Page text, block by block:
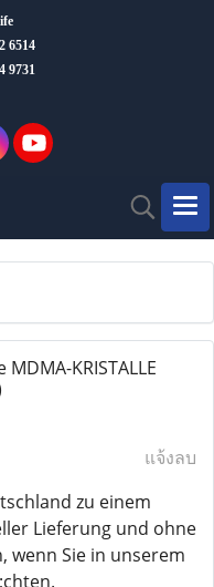
6514
9731
KRISTALLE
แจ้งลบ
zu einem
Lieferung und ohne
wenn Sie in unserem